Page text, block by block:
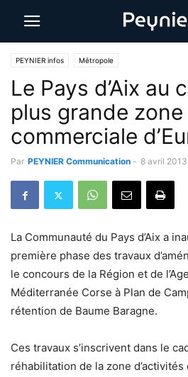
PEYNIER infos Métropole
Le Pays d’Aix au
plus grande zone
commerciale
Par PEYNIER Communication - 8 avril 2013
La Communauté du Pays d’Aix a
première phase des travaux
le concours de la Région et de
Méditerranée Corse à Plan de
rétention de Baume Baragne.
Ces travaux s’inscrivent dans le
réhabilitation de la zone d’activités